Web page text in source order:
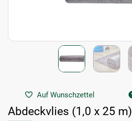
Auf Wunschzettel
Abdeckvlies (1,0 x 25 m)